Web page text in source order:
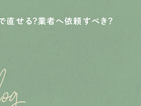
せる？業者へ依頼すべき？